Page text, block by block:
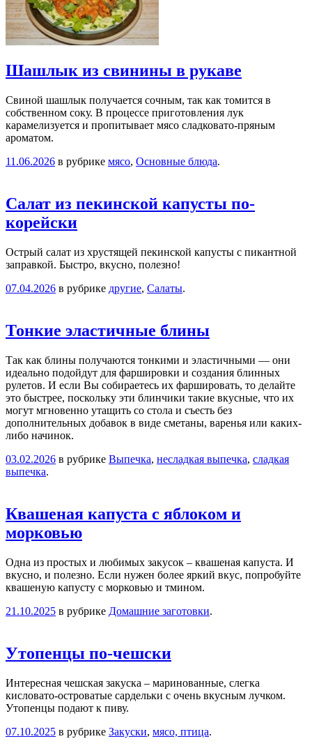
Шашлык из свинины в рукаве
Свиной шашлык получается сочным, так как томится в
собственном соку. В процессе приготовления лук
карамелизуется и пропитывает мясо сладковато-пряным
ароматом.
11.06.2026 в рубрике мясо, Основные блюда.
Салат из пекинской капусты по-
корейски
Острый салат из хрустящей пекинской капусты с пикантной
заправкой. Быстро, вкусно, полезно!
07.04.2026 в рубрике другие, Салаты.
Тонкие эластичные блины
Так как блины получаются тонкими и эластичными — они
идеально подойдут для фаршировки и создания блинных
рулетов. И если Вы собираетесь их фаршировать, то делайте
это быстрее, поскольку эти блинчики такие вкусные, что их
могут мгновенно утащить со стола и съесть без
дополнительных добавок в виде сметаны, варенья или каких-
либо начинок.
03.02.2026 в рубрике Выпечка, несладкая выпечка, сладкая
выпечка.
Квашеная капуста с яблоком и
морковью
Одна из простых и любимых закусок – квашеная капуста. И
вкусно, и полезно. Если нужен более яркий вкус, попробуйте
квашеную капусту с морковью и тмином.
21.10.2025 в рубрике Домашние заготовки.
Утопенцы по-чешски
Интересная чешская закуска – маринованные, слегка
кисловато-островатые сардельки с очень вкусным лучком.
Утопенцы подают к пиву.
07.10.2025 в рубрике Закуски, мясо, птица.